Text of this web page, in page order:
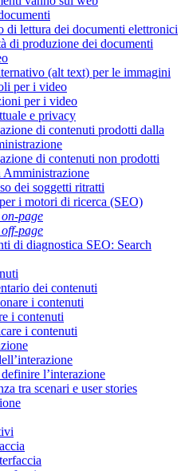
di lettura dei documenti elettronici
di produzione dei documenti
(alt text) per le immagini
per i video
per i video
e privacy
di contenuti prodotti dalla
di contenuti non prodotti
Amministrazione
dei soggetti ritratti
i motori di ricerca (SEO)
on-page
off-page
di diagnostica SEO: Search
dei contenuti
i contenuti
i contenuti
i contenuti
l’interazione
tra scenari e user stories